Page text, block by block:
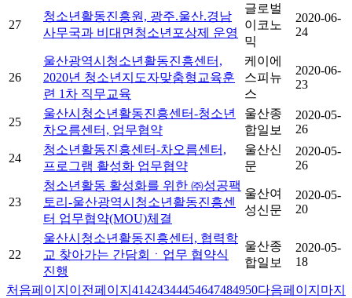
27
청소년활동진흥원, 광주.울산.경남
사무국과 비대면청소년포상제 운영
글로벌
이코노
믹
2020-06-
24
26
울산광역시청소년활동진흥센터,
2020년 청소년지도자맞춤형교육훈
련 1차 직무교육
케이에
스피뉴
스
2020-06-
23
25
울산시청소년활동진흥센터-청소년
차오름센터, 업무협약
울산종
합일보
2020-05-
26
24
청소년활동진흥센터-차오름센터,
프로그램 활성화 업무협약
울산신
문
2020-05-
26
23
청소년활동 활성화를 위한 ㈜성공팩
토리-울산광역시청소년활동진흥센
터 업무협약(MOU)체결
울산여
성신문
2020-05-
20
22
울산시청소년활동진흥센터, 협력학
교 찾아가는 간담회ㆍ업무 협약식
진행
울산종
합일보
2020-05-
18
처음페이지 이전페이지 41424344454647484950다음페이지 마지